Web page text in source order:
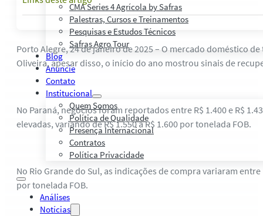
CMA Series 4 Agrícola by Safras
Palestras, Cursos e Treinamentos
Pesquisas e Estudos Técnicos
Safras Agro Tour
Blog
Anuncie
Contato
Institucional
Quem Somos
Política de Qualidade
Presença Internacional
Contratos
Política Privacidade
Análises
Notícias
Porto Alegre, 24 de janeiro de 2025 – O mercado doméstico
Oliveira, apesar disso, o início do ano mostrou sinais de
No Paraná, negócios foram reportados entre R$ 1.400 e R$
elevadas, variando de R$ 1.550 a R$ 1.600 por tonelada FOB.
No Rio Grande do Sul, as indicações de compra variaram
por tonelada FOB.